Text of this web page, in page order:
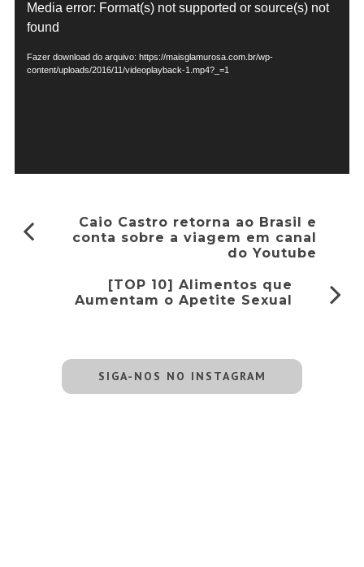
de
vídeo
Media error: Format(s) not supported or source(s) not
found
Fazer download do arquivo: https://maisglamurosa.com.br/wp-
content/uploads/2016/11/videoplayback-1.mp4?_=1
Caio Castro retorna ao Brasil e
conta sobre a viagem em canal
do Youtube
[TOP 10] Alimentos que
Aumentam o Apetite Sexual
SIGA-NOS NO INSTAGRAM